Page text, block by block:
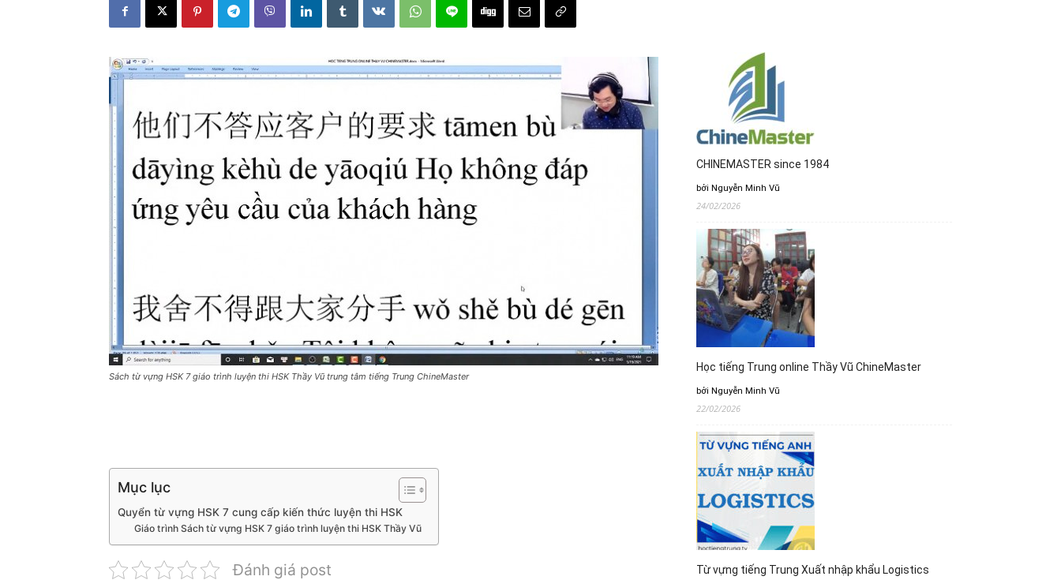
Sách từ vựng HSK 7 giáo trình luyện thi HSK Thầy Vũ trung tâm tiếng Trung ChineMaster
Mục lục
Quyển từ vựng HSK 7 cung cấp kiến thức luyện thi HSK
Giáo trình Sách từ vựng HSK 7 giáo trình luyện thi HSK Thầy Vũ
Đánh giá post
CHINEMASTER since 1984
bởi Nguyễn Minh Vũ
24/02/2026
Học tiếng Trung online Thầy Vũ ChineMaster
bởi Nguyễn Minh Vũ
22/02/2026
Từ vựng tiếng Trung Xuất nhập khẩu Logistics